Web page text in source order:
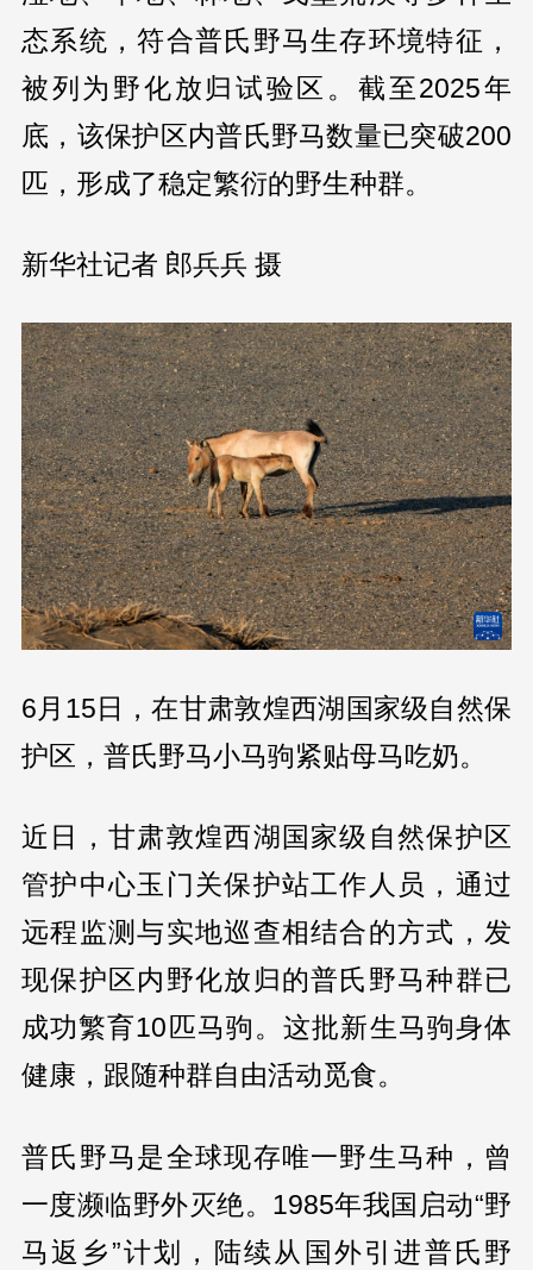
态系统，符合普氏野马生存环境特征，
被列为野化放归试验区。截至2025年
底，该保护区内普氏野马数量已突破200
匹，形成了稳定繁衍的野生种群。
新华社记者 郎兵兵 摄
6月15日，在甘肃敦煌西湖国家级自然保
护区，普氏野马小马驹紧贴母马吃奶。
近日，甘肃敦煌西湖国家级自然保护区
管护中心玉门关保护站工作人员，通过
远程监测与实地巡查相结合的方式，发
现保护区内野化放归的普氏野马种群已
成功繁育10匹马驹。这批新生马驹身体
健康，跟随种群自由活动觅食。
普氏野马是全球现存唯一野生马种，曾
一度濒临野外灭绝。1985年我国启动“野
马返乡”计划，陆续从国外引进普氏野